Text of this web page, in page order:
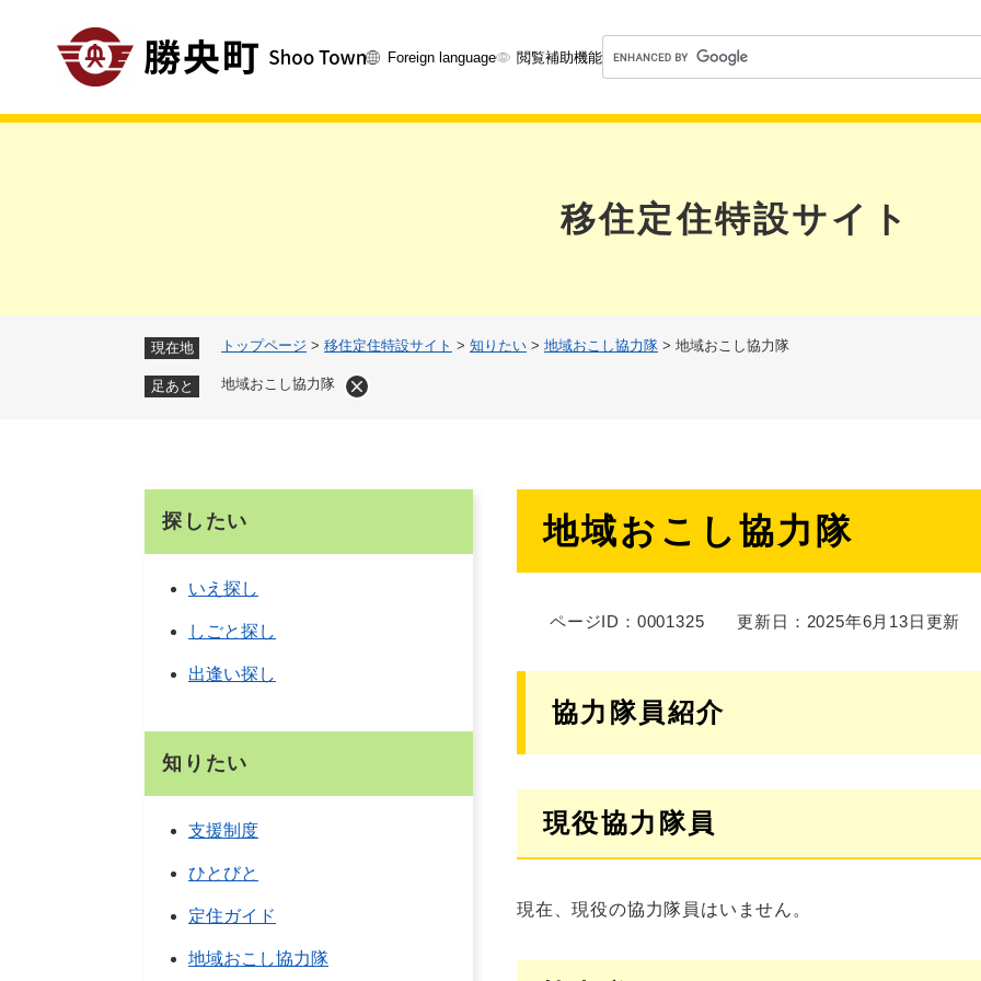
先
Foreign language 閲覧補助機能
o
g
カ
ス
索
移住定住特設サイト
現在地 トップページ > 移住定住特設サイト > 知りたい > 地域おこし協力隊 > 地域おこし協力隊
足あと 地域おこし協力隊
地域おこし協力隊
ページID：0001325 更新日：2025年6月13日更新
協力隊員紹介
現役協力隊員
現在、現役の協力隊員はいません。
探したい
いえ探し
しごと探し
出逢い探し
知りたい
支援制度
ひとびと
定住ガイド
地域おこし協力隊